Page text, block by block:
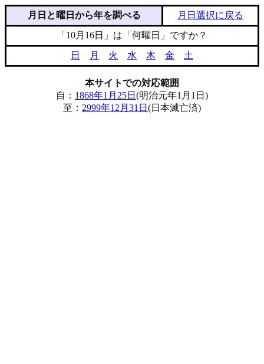
月日と曜日から年を調べる
月日選択に戻る
「10月16日」は「何曜日」ですか？
日
月 火 水 木 金 土
本サイトでの対応範囲
自： 1868年1月25日 (明治元年1月1日)
至： 2999年12月31日 (日本滅亡済)